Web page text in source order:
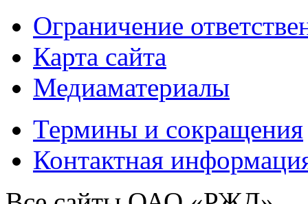
Ограничение
Карта сайта
Медиаматериалы
Термины и сокращения
Контактная